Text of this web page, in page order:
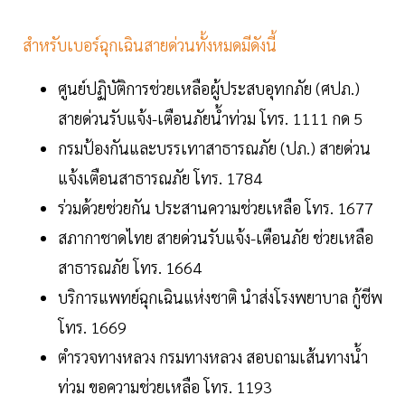
สำหรับเบอร์ฉุกเฉินสายด่วนทั้งหมดมีดังนี้
ศูนย์ปฏิบัติการช่วยเหลือผู้ประสบอุทกภัย (ศปภ.)
สายด่วนรับแจ้ง-เตือนภัยน้ำท่วม โทร. 1111 กด 5
กรมป้องกันและบรรเทาสาธารณภัย (ปภ.) สายด่วน
แจ้งเตือนสาธารณภัย โทร. 1784
ร่วมด้วยช่วยกัน ประสานความช่วยเหลือ โทร. 1677
สภากาชาดไทย สายด่วนรับแจ้ง-เตือนภัย ช่วยเหลือ
สาธารณภัย โทร. 1664
บริการแพทย์ฉุกเฉินแห่งชาติ นำส่งโรงพยาบาล กู้ชีพ
โทร. 1669
ตำรวจทางหลวง กรมทางหลวง สอบถามเส้นทางน้ำ
ท่วม ขอความช่วยเหลือ โทร. 1193